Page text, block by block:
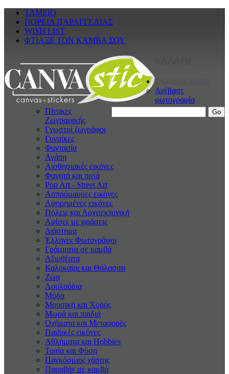
ΤΑΜΕΙΟ
ΠΟΡΕΙΑ ΠΑΡΑΓΓΕΛΙΑΣ
WISH LIST
ΦΤΙΑΞΕ ΤΟΝ ΚΑΜΒΑ ΣΟΥ
Ανέβασε
φωτογραφία
Πίνακες
Ζωγραφικής
Γνωστοί ζωγράφοι
Γυναίκες
Φαντασία
Αγάπη
Αισθησιακές εικόνες
Φαγητά και ποτά
Pop Art - Street Art
Ασπρόμαυρες εικόνες
Αφηρημένες εικόνες
Πόλεις και Αρχιτεκτονική
Αφίσες με φράσεις
Διάστημα
Έλληνες Φωτογράφοι
Γράμματα σε καμβά
Αξιοθέατα
Καλοκαiρι και Θάλασσα
Ζώα
Λουλούδια
Μόδα
Μουσική και Χορός
Μωρά και παιδιά
Οχήματα και Μεταφορές
Παιδικές εικόνες
Αθλήματα και Hobbies
Τοπία και Φύση
Παγκόσμιος χάρτης
Παραβάν με καμβά